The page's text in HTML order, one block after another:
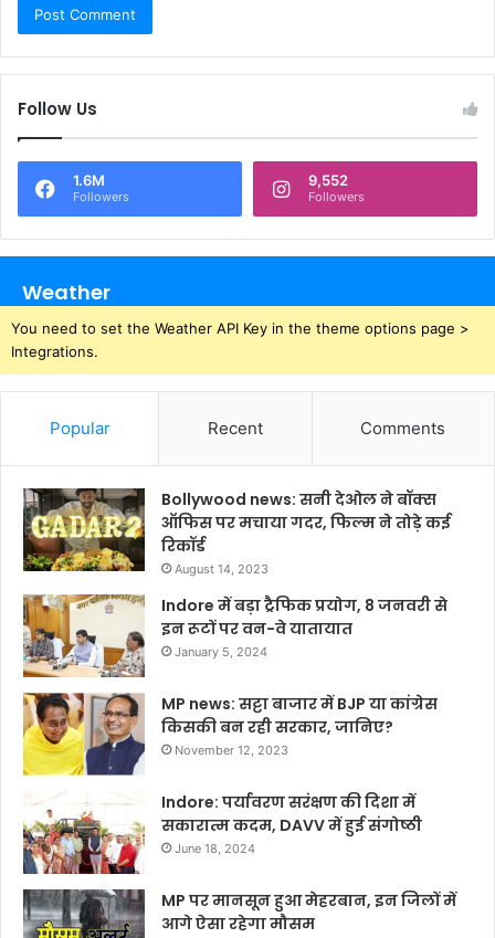
Follow Us
1.6M
Followers
9,552
Followers
Weather
You need to set the Weather API Key in the theme options page >
Integrations.
Popular Recent Comments
Bollywood news: सनी देओल ने बॉक्स
ऑफिस पर मचाया गदर, फिल्म ने तोड़े कई
रिकॉर्ड
August 14, 2023
Indore में बड़ा ट्रैफिक प्रयोग, 8 जनवरी से
इन रूटों पर वन-वे यातायात
January 5, 2024
MP news: सट्टा बाजार में BJP या कांग्रेस
किसकी बन रही सरकार, जानिए?
November 12, 2023
Indore: पर्यावरण सरंक्षण की दिशा में
सकारात्म कदम, DAVV में हुई संगोष्ठी
June 18, 2024
MP पर मानसून हुआ मेहरबान, इन जिलों में
आगे ऐसा रहेगा मौसम